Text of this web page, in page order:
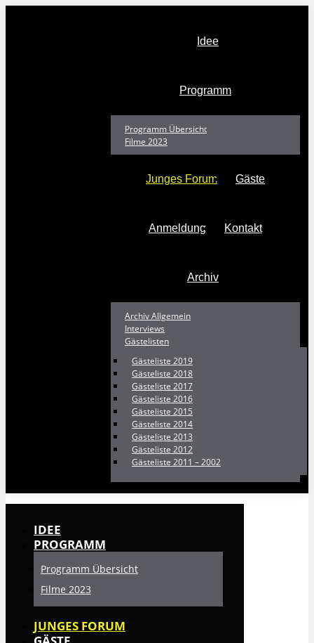
Idee
Programm
Programm Übersicht
Filme 2023
Junges Forum Gäste
Anmeldung Kontakt
Archiv
Archiv Allgemein
Interviews
Gästelisten
Gästeliste 2019
Gästeliste 2018
Gästeliste 2017
Gästeliste 2016
Gästeliste 2015
Gästeliste 2014
Gästeliste 2013
Gästeliste 2012
Gästeliste 2011 – 2002
IDEE
PROGRAMM
Programm Übersicht
Filme 2023
JUNGES FORUM